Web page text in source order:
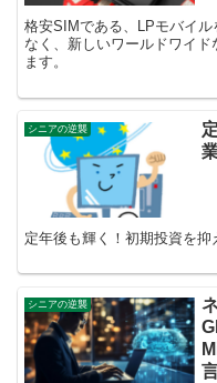
格安SIMである、LPモバイ
なく、新しいワールドワイ
ます。
シニアの逆襲
定年後も輝く！初期投資を
シニアの逆襲